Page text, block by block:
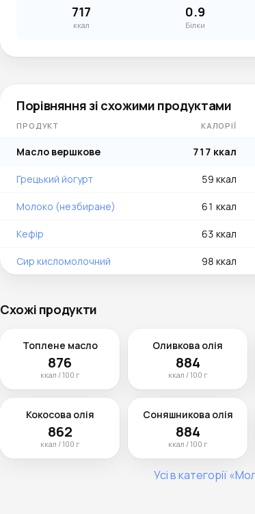
717
ккал
0.9
Білки
Порівняння зі схожими продуктами
ПРОДУКТ КАЛОРІЇ
Масло вершкове 717 ккал
Грецький йогурт 59 ккал
Молоко (незбиране) 61 ккал
Кефір 63 ккал
Сир кисломолочний 98 ккал
Схожі продукти
Топлене масло
876
ккал / 100 г
Оливкова олія
884
ккал / 100 г
Кокосова олія
862
ккал / 100 г
Соняшникова олія
884
ккал / 100 г
Усі в категорії